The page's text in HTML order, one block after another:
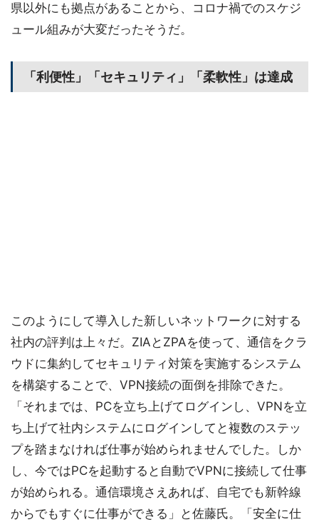
県以外にも拠点があることから、コロナ禍でのスケジ
ュール組みが大変だったそうだ。
「利便性」「セキュリティ」「柔軟性」は達成
このようにして導入した新しいネットワークに対する
社内の評判は上々だ。ZIAとZPAを使って、通信をクラ
ウドに集約してセキュリティ対策を実施するシステム
を構築することで、VPN接続の面倒を排除できた。
「それまでは、PCを立ち上げてログインし、VPNを立
ち上げて社内システムにログインしてと複数のステッ
プを踏まなければ仕事が始められませんでした。しか
し、今ではPCを起動すると自動でVPNに接続して仕事
が始められる。通信環境さえあれば、自宅でも新幹線
からでもすぐに仕事ができる」と佐藤氏。「安全に仕